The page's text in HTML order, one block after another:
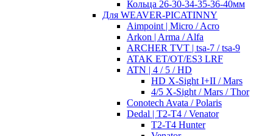
Кольца 26-30-34-35-36-40мм
Для WEAVER-PICATINNY
Aimpoint | Micro / Acro
Arkon | Arma / Alfa
ARCHER TVT | tsa-7 / tsa-9
ATAK ET/OT/ES3 LRF
ATN | 4 / 5 / HD
HD X-Sight I+II / Mars
4/5 X-Sight / Mars / Thor
Conotech Avata / Polaris
Dedal | T2-T4 / Venator
T2-T4 Hunter